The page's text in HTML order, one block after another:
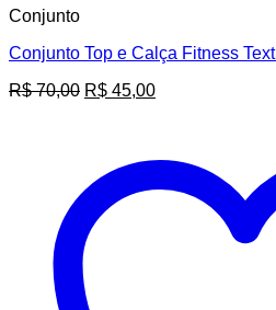
Conjunto
Conjunto Top e Calça Fitness
R$70,00 O
R$ 70,00.
R$ 45,00O
R$ 45,00.